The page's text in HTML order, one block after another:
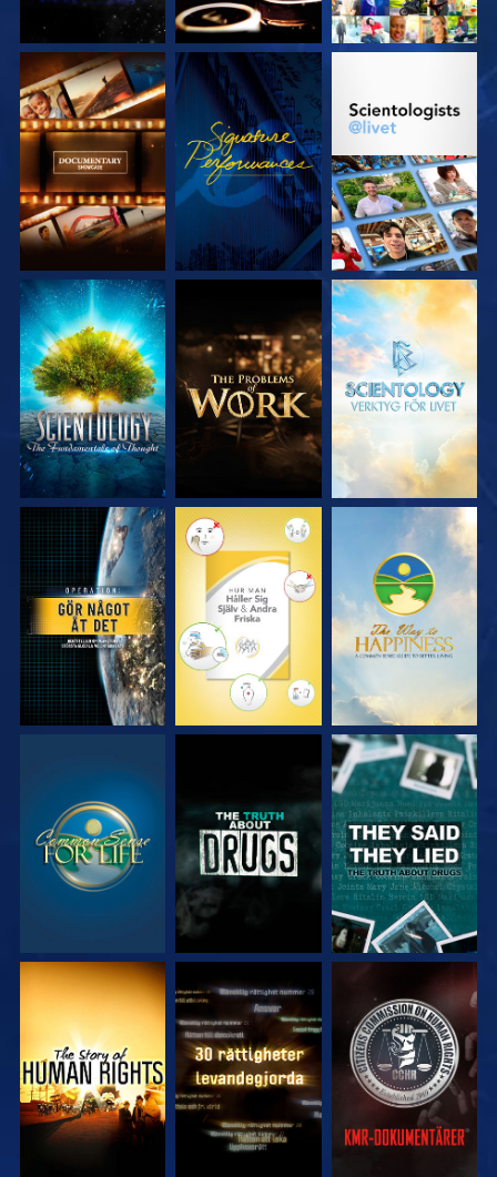
UTFORSKA
SERIEN
TITTA
UTFORSKA
UTFORSKA
SERIEN
UTFORSKA
SERIEN
UTFORSKA
SERIEN
TITTA TITTA TITTA
TITTA TITTA TITTA
TITTA TITTA TITTA